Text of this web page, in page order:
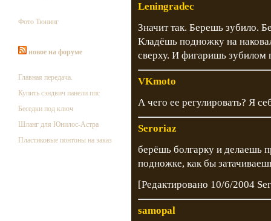
Фото Тюнинг
новое на форуме
Главная передача.
Купить сэндвич панели ппс
Беседки под ключ
Шланг для Юнилос-Астра
Пластиковые понтоны на заказ
Leningradec
Значит так. Берешь зубило.
Кладёшь подножку на
сверху. И фигаришь зубилом
VKmoto
А чего ее регулировать? Я
Seroriaz
берёшь болгарку и делаешь
подножке, как бы
[Редактировано 10/6/2004
samopal